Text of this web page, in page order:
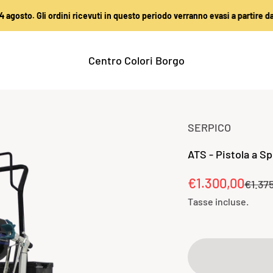
ordini ricevuti in questo periodo verranno evasi a partire dal 25
Centro Colori Borgo
SERPICO
ATS - Pistola a
Prezzo
€1.300,00
Tasse incluse.